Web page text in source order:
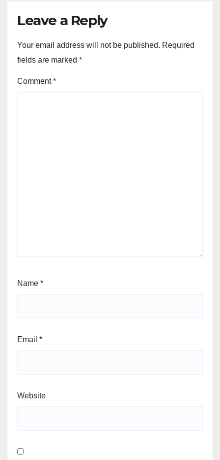
Leave a Reply
Your email address will not be published. Required
fields are marked *
Comment*
Name *
Email *
Website